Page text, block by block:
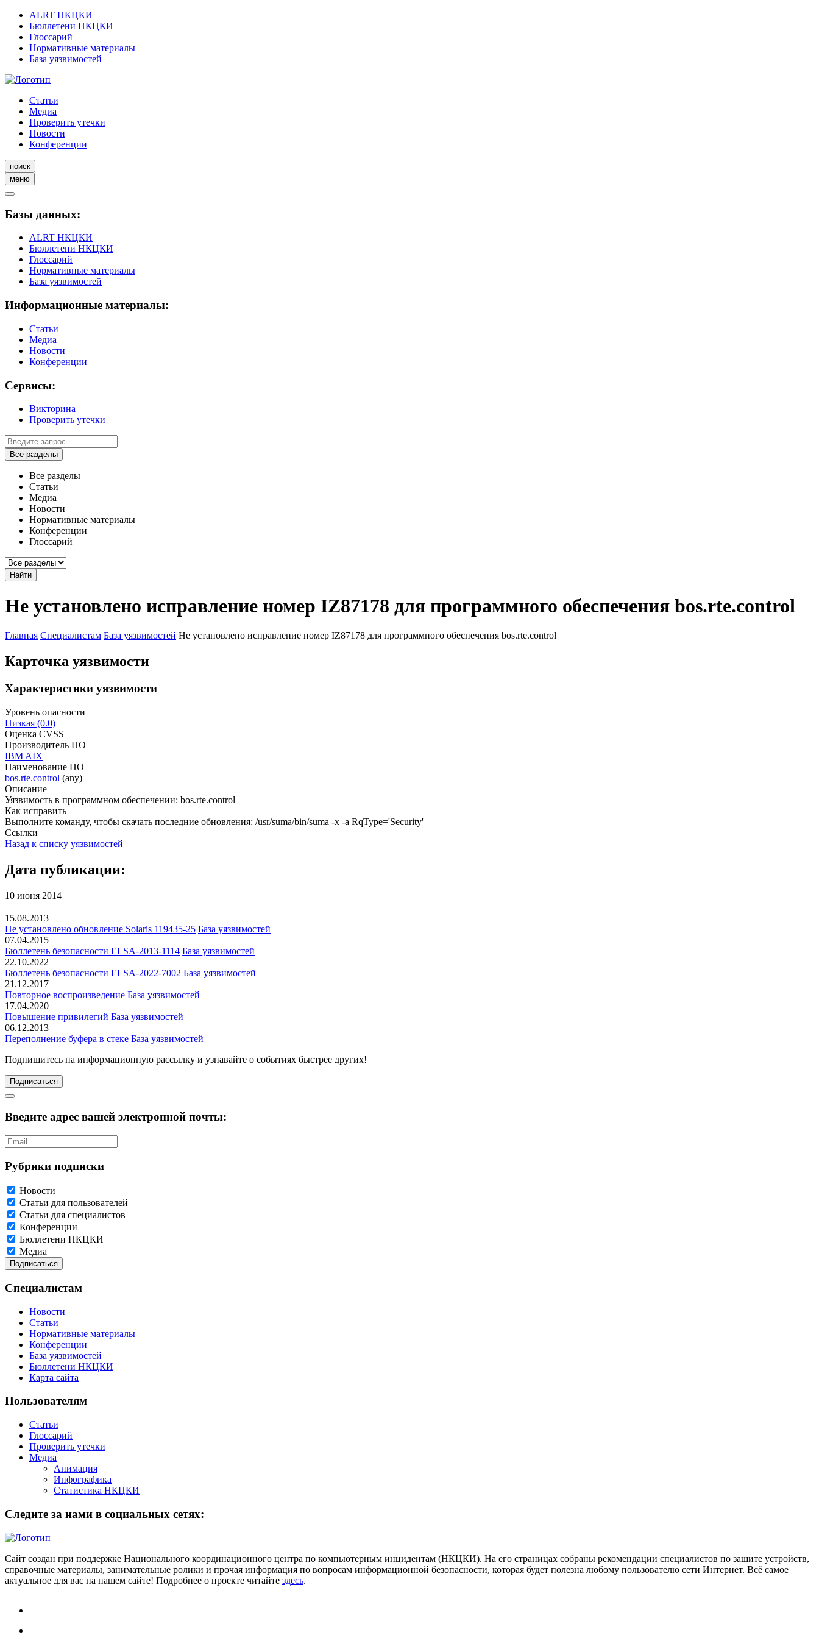
ALRT НКЦКИ
Бюллетени НКЦКИ
Глоссарий
Нормативные материалы
База уязвимостей
Статьи
Медиа
Проверить утечки
Новости
Конференции
поиск
меню
Базы данных:
ALRT НКЦКИ
Бюллетени НКЦКИ
Глоссарий
Нормативные материалы
База уязвимостей
Информационные материалы:
Статьи
Медиа
Новости
Конференции
Сервисы:
Викторина
Проверить утечки
Все разделы
Все разделы
Статьи
Медиа
Новости
Нормативные материалы
Конференции
Глоссарий
Найти
Не установлено исправление номер IZ87178 для программного обеспечения bos.rte.control
Главная Специалистам База уязвимостей Не установлено исправление номер IZ87178 для программного обеспечения bos.rte.control
Карточка уязвимости
Характеристики уязвимости
Уровень опасности
Низкая (0.0)
Оценка CVSS
Производитель ПО
IBM AIX
Наименование ПО
bos.rte.control (any)
Описание
Уязвимость в программном обеспечении: bos.rte.control
Как исправить
Выполните команду, чтобы скачать последние обновления: /usr/suma/bin/suma -x -a RqType='Security'
Ссылки
Назад к списку уязвимостей
Дата публикации:
10 июня 2014
15.08.2013
Не установлено обновление Solaris 119435-25 База уязвимостей
07.04.2015
Бюллетень безопасности ELSA-2013-1114 База уязвимостей
22.10.2022
Бюллетень безопасности ELSA-2022-7002 База уязвимостей
21.12.2017
Повторное воспроизведение База уязвимостей
17.04.2020
Повышение привилегий База уязвимостей
06.12.2013
Переполнение буфера в стеке База уязвимостей
Подпишитесь на информационную рассылку и узнавайте о событиях быстрее других!
Подписаться
Введите адрес вашей электронной почты:
Рубрики подписки
Новости
Статьи для пользователей
Статьи для специалистов
Конференции
Бюллетени НКЦКИ
Медиа
Специалистам
Новости
Статьи
Нормативные материалы
Конференции
База уязвимостей
Бюллетени НКЦКИ
Карта сайта
Пользователям
Статьи
Глоссарий
Проверить утечки
Медиа
Анимация
Инфографика
Статистика НКЦКИ
Следите за нами в социальных сетях:
Сайт создан при поддержке Национального координационного центра по компьютерным инцидентам (НКЦКИ). На его страницах собраны рекомендации специалистов по защите устройств,
справочные материалы, занимательные ролики и прочая информация по вопросам информационной безопасности, которая будет полезна любому пользователю сети Интернет. Всё самое
актуальное для вас на нашем сайте! Подробнее о проекте читайте здесь.